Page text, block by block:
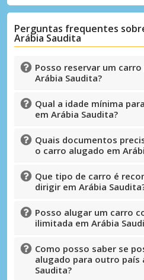
Perguntas frequentes
Arábia Saudita
Posso reservar um
Arábia Saudita?
Qual a idade mínima
em Arábia Saudita?
Quais documentos
o carro alugado em
Que tipo de carro é
dirigir em Arábia
Posso alugar um carro
ilimitada em Arábia
Como posso saber se
alugado para outro país
Saudita?
Aceda a ofertas
fornecedores
Iniciar